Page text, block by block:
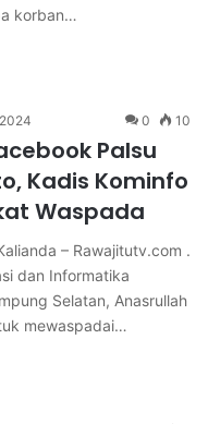
korban…
0 10
Palsu
Kadis Kominfo
Waspada
– Rawajitutv.com .
dan Informatika
Selatan, Anasrullah
mewaspadai…